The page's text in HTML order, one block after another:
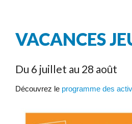
VACANCES
Du 6 juillet au 28 août
Découvrez le programme des